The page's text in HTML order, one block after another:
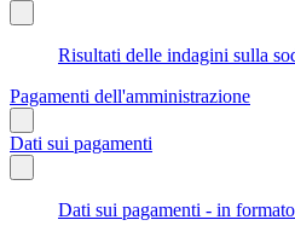
Risultati delle indagini sulla
Pagamenti dell'amministrazione
Dati sui pagamenti
Dati sui pagamenti - in